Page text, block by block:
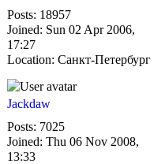
Posts: 18957
Joined: Sun 02 Apr 2006,
17:27
Location: Санкт-Петербург
Jackdaw
Posts: 7025
Joined: Thu 06 Nov 2008,
13:33
Top
Top
Top